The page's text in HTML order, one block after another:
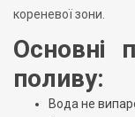
кореневої зони.
Основні
поливу:
Вода не